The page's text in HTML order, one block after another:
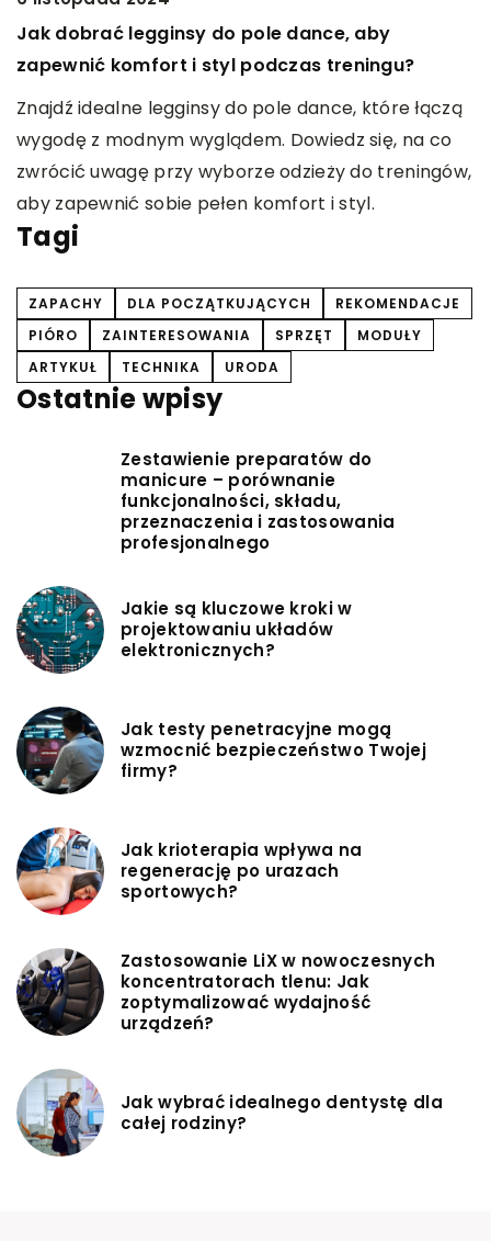
Jak dobrać legginsy do pole dance, aby
zapewnić komfort i styl podczas treningu?
Znajdź idealne legginsy do pole dance, które łączą
wygodę z modnym wyglądem. Dowiedz się, na co
zwrócić uwagę przy wyborze odzieży do treningów,
aby zapewnić sobie pełen komfort i styl.
Tagi
ZAPACHY DLA POCZĄTKUJĄCYCH
REKOMENDACJE
PIÓRO
ZAINTERESOWANIA SPRZĘT
MODUŁY
ARTYKUŁ
TECHNIKA URODA
Ostatnie wpisy
Zestawienie preparatów do
manicure – porównanie
funkcjonalności, składu,
przeznaczenia i zastosowania
profesjonalnego
Jakie są kluczowe kroki w
projektowaniu układów
elektronicznych?
Jak testy penetracyjne mogą
wzmocnić bezpieczeństwo Twojej
firmy?
Jak krioterapia wpływa na
regenerację po urazach
sportowych?
Zastosowanie LiX w nowoczesnych
koncentratorach tlenu: Jak
zoptymalizować wydajność
urządzeń?
Jak wybrać idealnego dentystę dla
całej rodziny?